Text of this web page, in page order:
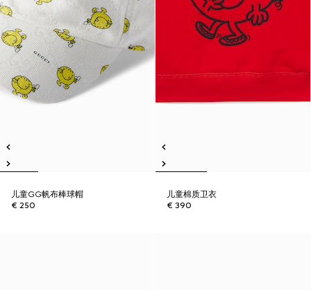
儿童GG帆布棒球帽
€ 250
儿童棉质卫衣
€ 390